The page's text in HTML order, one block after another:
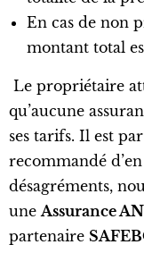
En cas de non
montant total
Le propriétaire
qu’aucune
ses tarifs. Il est
recommandé
désagréments,
uneAssurance
partenaire